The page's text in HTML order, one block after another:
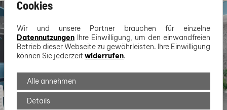
Cookies
Wir und unsere Partner brauchen für einzelne
Datennutzungen Ihre Einwilligung, um den einwandfreien
Betrieb dieser Webseite zu gewährleisten. Ihre Einwilligung
können Sie jederzeit widerrufen.
Alle annehmen
Details